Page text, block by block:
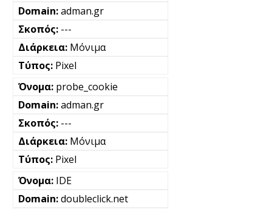
adman.gr
---
Μόνιμα
Pixel
probe_cookie
adman.gr
---
Μόνιμα
Pixel
IDE
doubleclick.net